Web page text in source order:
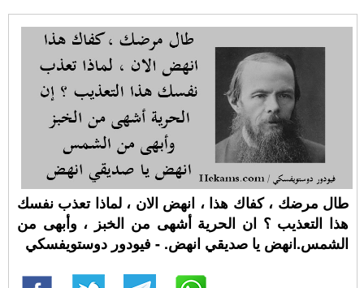
طال مرضك ، كفاك هذا ، انهض الان ، لماذا تعذب نفسك
هذا التعذيب ؟ ان الحرية أشهى من الخبز ، وأبهى من
الشمس.انهض يا صديقي انهض. - فيودور دوستويفسكي